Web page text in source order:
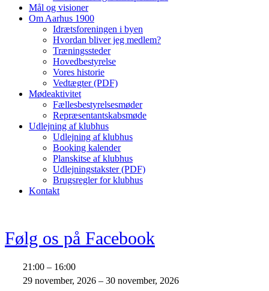
Mål og visioner
Om Aarhus 1900
Idrætsforeningen i byen
Hvordan bliver jeg medlem?
Træningssteder
Hovedbestyrelse
Vores historie
Vedtægter (PDF)
Mødeaktivitet
Fællesbestyrelsesmøder
Repræsentantskabsmøde
Udlejning af klubhus
Udlejning af klubhus
Booking kalender
Planskitse af klubhus
Udlejningstakster (PDF)
Brugsregler for klubhus
Kontakt
Følg os på Facebook
Aarhus
MTB
kl.
21:00 – 16:00
29 november, 2026 – 30 november, 2026